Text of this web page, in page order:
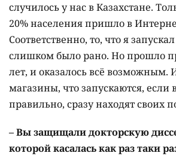
случилось у нас в Казахстане.
20% населения пришло в
Соответственно, то, что я
слишком было рано. Но прошло
лет, и оказалось всё возможным.
магазины, что запускаются, если
правильно, сразу находят своих
– Вы защищали докторскую
которой касалась как раз таки